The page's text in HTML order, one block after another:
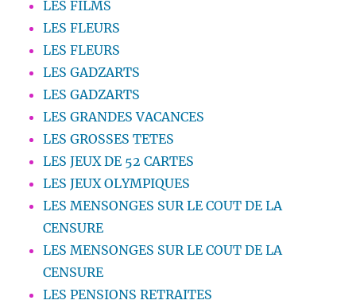
LES FILMS
LES FLEURS
LES FLEURS
LES GADZARTS
LES GADZARTS
LES GRANDES VACANCES
LES GROSSES TETES
LES JEUX DE 52 CARTES
LES JEUX OLYMPIQUES
LES MENSONGES SUR LE COUT DE LA
CENSURE
LES MENSONGES SUR LE COUT DE LA
CENSURE
LES PENSIONS RETRAITES